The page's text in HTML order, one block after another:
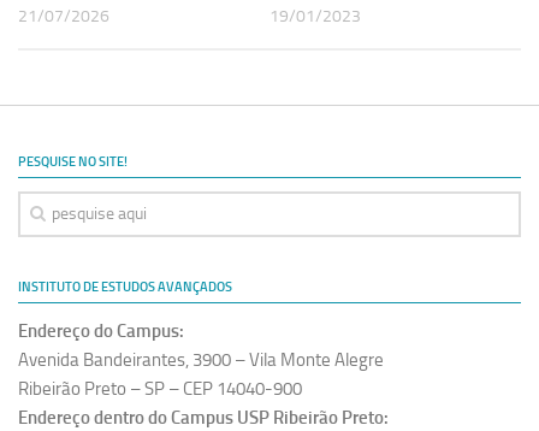
21/07/2026 19/01/2023
PESQUISE NO SITE!
INSTITUTO DE ESTUDOS AVANÇADOS
Endereço do Campus:
Avenida Bandeirantes, 3900 – Vila Monte Alegre
Ribeirão Preto – SP – CEP 14040-900
Endereço dentro do Campus USP Ribeirão Preto: